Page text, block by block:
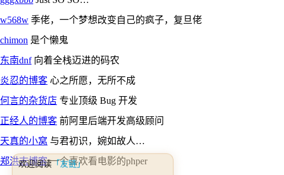
w568w 季佬，一个梦想改变自己的疯子，复旦佬
chimon 是个懒鬼
东南dnf向着全栈迈进的码农
炎忍的博客 心之所愿，无所不成
何言的杂货店 专业顶级 Bug 开发
正经人的博客 前阿里后端开发高级顾问
天真的小窝 与君初识，婉如故人…
郑洪志博客一个喜欢看电影的phper
欢迎阅读「友链」